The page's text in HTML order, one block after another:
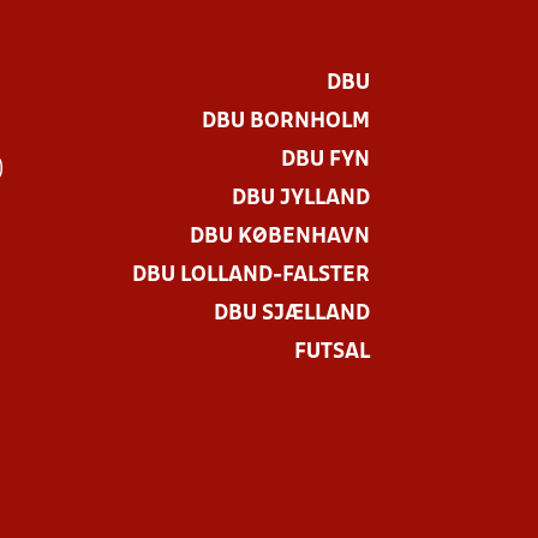
DBU
DBU BORNHOLM
DBU FYN
DBU JYLLAND
DBU KØBENHAVN
DBU LOLLAND-FALSTER
DBU SJÆLLAND
FUTSAL